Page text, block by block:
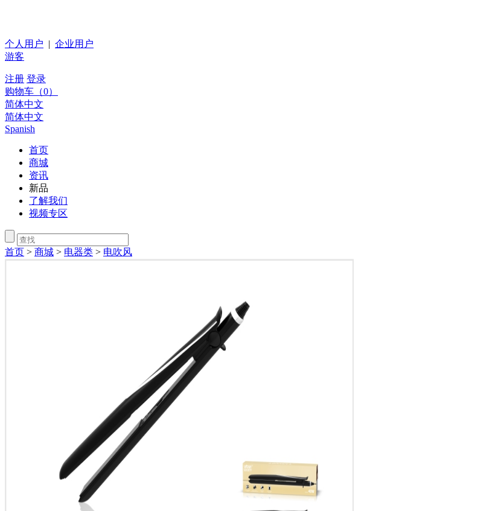
个人用户 | 企业用户
游客
注册 登录
购物车（0）
简体中文
简体中文
Spanish
首页
商城
资讯
新品
了解我们
视频专区
首页 > 商城 > 电器类 > 电吹风